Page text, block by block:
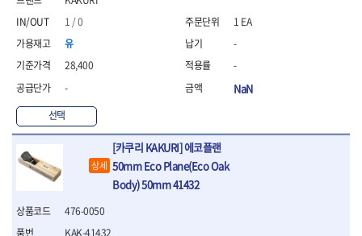
1 / 0
유
28,400
-
선택
1 EA
-
-
NaN
상세
[카쿠리 KAKURI] 에코플랜
50mm Eco Plane(Eco Oak
Body) 50mm 41432
476-0050
KAK-41432